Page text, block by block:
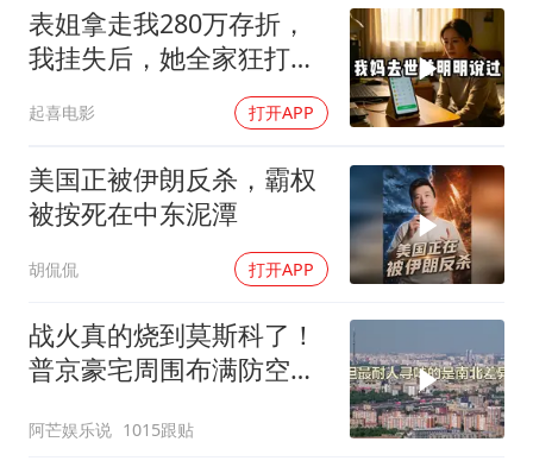
表姐拿走我280万存折，
我挂失后，她全家狂打
起喜电影 打开APP
美国正被伊朗反杀，霸权
被按死在中东泥潭
胡侃侃 打开APP
战火真的烧到莫斯科了！
普京豪宅周围布满防空
阿芒娱乐说 1015跟贴